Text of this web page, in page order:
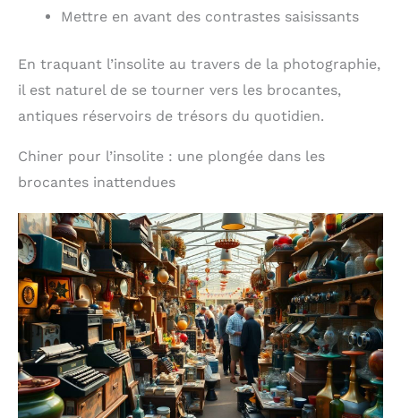
Mettre en avant des contrastes saisissants
En traquant l’insolite au travers de la photographie,
il est naturel de se tourner vers les brocantes,
antiques réservoirs de trésors du quotidien.
Chiner pour l’insolite : une plongée dans les
brocantes inattendues